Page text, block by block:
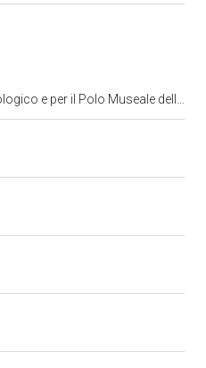
e dei comuni della gronda lagunare